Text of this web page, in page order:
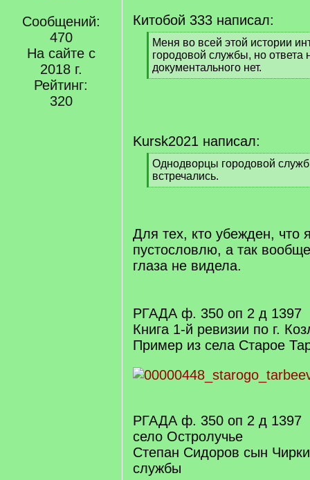
Сообщений:
470
На сайте с
2018 г.
Рейтинг:
320
Китобой 333 написал:
[
q
]
Меня во всей этой истории
городовой службы, но ответа
документального нет.
[
Kursk2021 написал:
[
q
]
Однодворцы городовой
встречались.
[
Для тех, кто убежден,
пустословлю, а так
глаза не видела.
РГАДА ф. 350 оп 2 д 1397
Книга 1-й ревизии по г.
Пример из села Старое
РГАДА ф. 350 оп 2 д 1397
село Остролучье
Степан Сидоров сын
службы